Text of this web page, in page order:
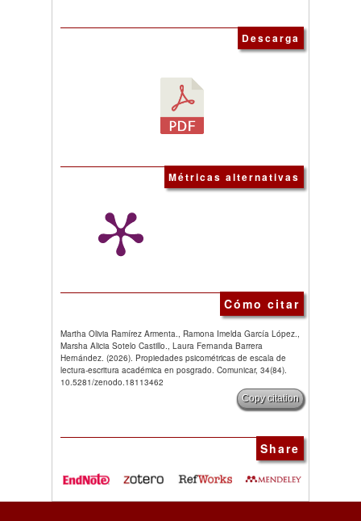
Descarga
Métricas alternativas
Cómo citar
Martha Olivia Ramírez Armenta., Ramona Imelda García López.,
Marsha Alicia Sotelo Castillo., Laura Fernanda Barrera
Hernández. (2026). Propiedades psicométricas de escala de
lectura-escritura académica en posgrado. Comunicar, 34(84).
10.5281/zenodo.18113462
Copy citation
Share